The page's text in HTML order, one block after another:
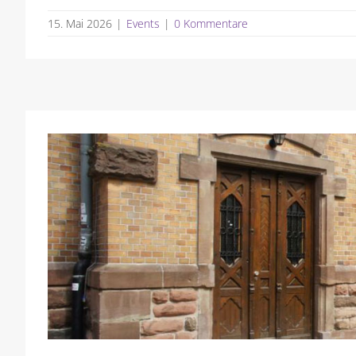
15. Mai 2026 | Events | 0 Kommentare